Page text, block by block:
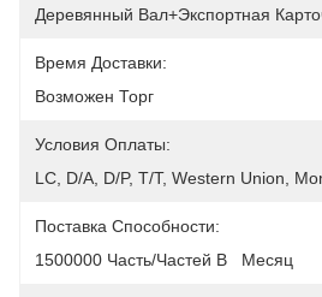
Деревянный Вал+экспортная
Время Доставки:
Возможен Торг
Условия Оплаты:
LC, D/A, D/P, T/T, Western Union,
Поставка Способности:
1500000 Часть/частей В   Месяц